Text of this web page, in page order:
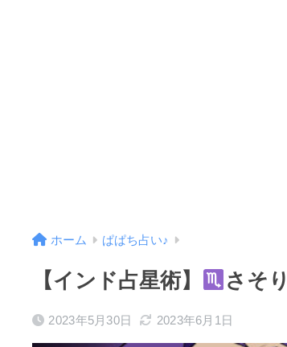
ホーム ぱぱち占い♪
【インド占星術】 さそ
2023年5月30日 2023年6月1日